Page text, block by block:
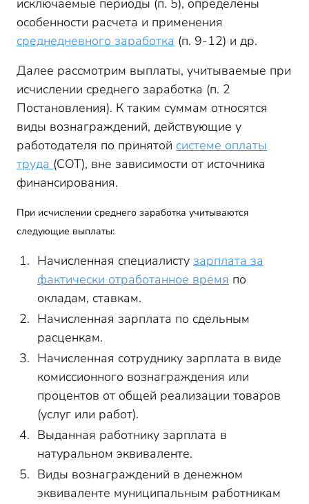
исключаемые периоды (п. 5), определены
особенности расчета и применения
среднедневного заработка (п. 9-12) и др.
Далее рассмотрим выплаты, учитываемые при
исчислении среднего заработка (п. 2
Постановления). К таким суммам относятся
виды вознаграждений, действующие у
работодателя по принятой системе оплаты
труда (СОТ), вне зависимости от источника
финансирования.
При исчислении среднего заработка учитываются
следующие выплаты:
Начисленная специалисту зарплата за
фактически отработанное время по
окладам, ставкам.
Начисленная зарплата по сдельным
расценкам.
Начисленная сотруднику зарплата в виде
комиссионного вознаграждения или
процентов от общей реализации товаров
(услуг или работ).
Выданная работнику зарплата в
натуральном эквиваленте.
Виды вознаграждений в денежном
эквиваленте муниципальным работникам